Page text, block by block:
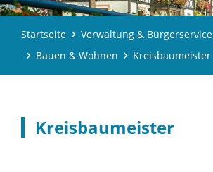
Startseite
Verwaltung & Bürgerservice
Bauen & Wohnen
Kreisbaumeister
Kreisbaumeister